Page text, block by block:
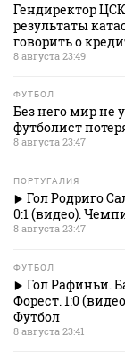
Гендиректор
результаты
говорить о
8 августа 23:49
ФУТБОЛ
Без него мир не
футболист
8 августа 23:47
ПОРТУГАЛИЯ
Гол Родриго
0:1 (видео).
8 августа 23:47
ФУТБОЛ
Гол Рафиньи.
Форест. 1:0
Футбол
8 августа 23:41